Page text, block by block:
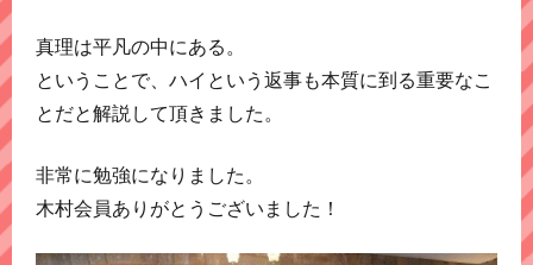
真理は平凡の中にある。
ということで、ハイという返事も本質に到る重要なこ
とだと解説して頂きました。
非常に勉強になりました。
木村会員ありがとうございました！